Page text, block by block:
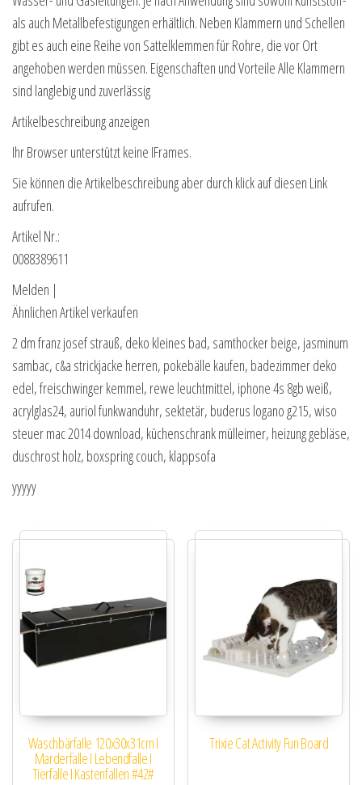
als auch Metallbefestigungen erhältlich. Neben Klammern und Schellen
gibt es auch eine Reihe von Sattelklemmen für Rohre, die vor Ort
angehoben werden müssen. Eigenschaften und Vorteile Alle Klammern
sind langlebig und zuverlässig
Artikelbeschreibung anzeigen
Ihr Browser unterstützt keine IFrames.
Sie können die Artikelbeschreibung aber durch klick auf diesen Link
aufrufen.
Artikel Nr.:
0088389611
Melden |
Ähnlichen Artikel verkaufen
2 dm franz josef strauß, deko kleines bad, samthocker beige, jasminum
sambac, c&a strickjacke herren, pokebälle kaufen, badezimmer deko
edel, freischwinger kemmel, rewe leuchtmittel, iphone 4s 8gb weiß,
acrylglas24, auriol funkwanduhr, sektetär, buderus logano g215, wiso
steuer mac 2014 download, küchenschrank mülleimer, heizung gebläse,
duschrost holz, boxspring couch, klappsofa
yyyyy
Waschbärfalle 120x30x31cm I
Marderfalle I Lebendfalle I
Tierfalle I Kastenfallen #42#
Trixie Cat Activity Fun Board